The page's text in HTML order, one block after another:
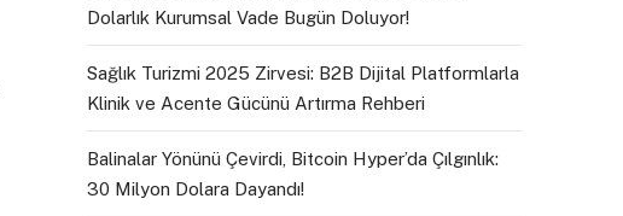
Dolarlık Kurumsal Vade Bugün Doluyor!
Sağlık Turizmi 2025 Zirvesi: B2B Dijital Platformlarla
Klinik ve Acente Gücünü Artırma Rehberi
Balinalar Yönünü Çevirdi, Bitcoin Hyper’da Çılgınlık:
30 Milyon Dolara Dayandı!